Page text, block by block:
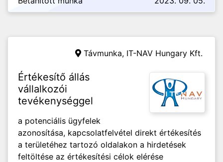
Távmunka, IT-NAV Hungary Kft.
Értékesítő állás
vállalkozói
tevékenységgel
a potenciális ügyfelek
azonosítása, kapcsolatfelvétel direkt értékesítés
a területéhez tartozó oldalakon a hirdetések
feltöltése az értékesítési célok elérése